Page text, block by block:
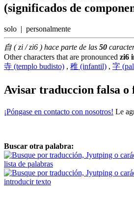
(significados de
solo | personalmente
自 ( zi / zi6 ) hace parte de las 50
Other characters that are pronounced zi6
寺 (templo budisto) , 稚 (infantil) , 字
Avisar traduccion falsa o
¡Póngase en contacto con nosotros! Le
Buscar otra palabra:
lista de palabras
introducir texto